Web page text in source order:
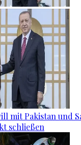
mit Pakistan und
schließen